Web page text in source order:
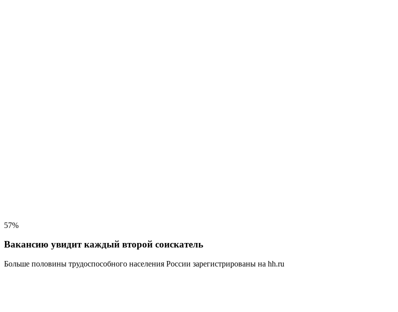
57%
Вакансию увидит каждый второй соискатель
Больше половины трудоспособного населения России зарегистрированы на hh.ru